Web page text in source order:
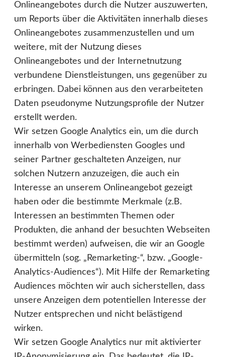
Onlineangebotes durch die Nutzer auszuwerten,
um Reports über die Aktivitäten innerhalb dieses
Onlineangebotes zusammenzustellen und um
weitere, mit der Nutzung dieses
Onlineangebotes und der Internetnutzung
verbundene Dienstleistungen, uns gegenüber zu
erbringen. Dabei können aus den verarbeiteten
Daten pseudonyme Nutzungsprofile der Nutzer
erstellt werden.
Wir setzen Google Analytics ein, um die durch
innerhalb von Werbediensten Googles und
seiner Partner geschalteten Anzeigen, nur
solchen Nutzern anzuzeigen, die auch ein
Interesse an unserem Onlineangebot gezeigt
haben oder die bestimmte Merkmale (z.B.
Interessen an bestimmten Themen oder
Produkten, die anhand der besuchten Webseiten
bestimmt werden) aufweisen, die wir an Google
übermitteln (sog. „Remarketing-“, bzw. „Google-
Analytics-Audiences“). Mit Hilfe der Remarketing
Audiences möchten wir auch sicherstellen, dass
unsere Anzeigen dem potentiellen Interesse der
Nutzer entsprechen und nicht belästigend
wirken.
Wir setzen Google Analytics nur mit aktivierter